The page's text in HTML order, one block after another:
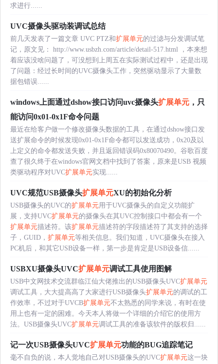
求进行......
UVC摄像头驱动装调试总结
前几天发表了一篇文章 UVC PTZ和扩展单元的过滤与分发调试笔
记，原文见： http://www.usbzh.com/article/detail-517.html ，本来想
着应该没啥问题了，可没想到上周五在实际测试过程中，还是出现
了问题：经过长时间的UVC摄像头工作，突然驱动显示了大量数
据包错误......
windows上面通过dshow接口访问uvc摄像头扩展单元 ，只
能访问0x01-0x1F命令问题
最近在给客户做一个修改摄像头数据的工具，在通过dshow接口发
送扩展命令的时候发现0x01-0x1F命令都可以发送成功，0x20及以
上定义的命令都发送失败，并且返回错误码0x80070490。谷歌百度
查了很久终于在windows官网文档中找到了答案，原来是USB 视频
类驱动程序对UVC扩展单元实现......
UVC规范USB摄像头扩展单元XU的初始化分析
USB摄像头的UVC的扩展单元用于UVC摄像头的自定义功能扩
展，支持UVC扩展单元的摄像头在其UVC控制接口中都会有一个
扩展单元描述符。该扩展单元描述符的字段描述符了其支持的选择
子，GUID， 扩展单元等相关信息。我们知道，UVC摄像头在接入
PC机后，和其它USB设备一样，第一步是肯定是USB设备信......
USBXU摄像头UVC扩展单元调试工具使用图解
USB中文网技术交流群临江仙大佬推出的USB摄像头UVC扩展单元
调试工具，大大提高高了大家进行USB摄像头扩展单元的调试的工
作效率，不过对于UVCB扩展单元不太熟悉的同学来说，有时在使
用上也有一定的困难。今天本人将做一个详细的介绍它的使用方
法。USB摄像头UVC扩展单元调试工具的准备该软件的版权归......
记一次USB摄像头UVC扩展单元功能的BUG追踪笔记
毫不自负的说，本人觉地自己对USB摄像头的UVC扩展单元这一块